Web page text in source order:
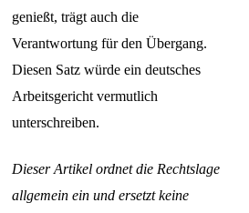
genießt, trägt auch die
Verantwortung für den Übergang.
Diesen Satz würde ein deutsches
Arbeitsgericht vermutlich
unterschreiben.
Dieser Artikel ordnet die Rechtslage
allgemein ein und ersetzt keine